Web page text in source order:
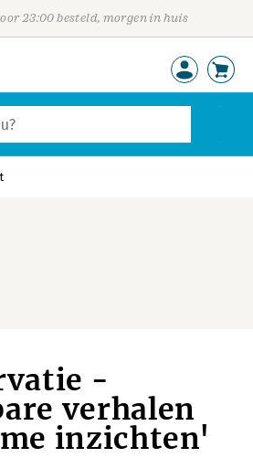
23:00 besteld, morgen in huis
-
verhalen
inzichten'